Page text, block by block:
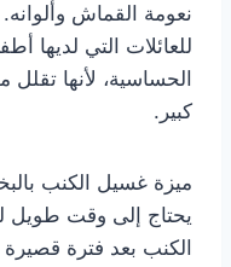
نعومة القماش وألوانه.
للعائلات التي لديها
الحساسية، لأنها
كبير.
يحتاج إلى وقت طويل
الكنب بعد فترة